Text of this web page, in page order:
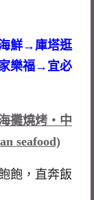
鮮→庫塔逛
樂福→宜必
攤燒烤‧中
seafood)
飽，直奔飯